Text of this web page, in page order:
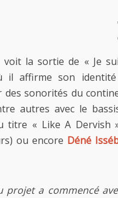
voit la sortie de « Je
il affirme son
des sonorités du
autres avec le
titre « Like A Dervish
ou encore Déné
projet a commencé